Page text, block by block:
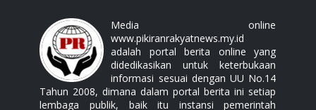
Media online
www.pikiranrakyatnews.my.id
adalah portal berita online yang
didedikasikan untuk keterbukaan
informasi sesuai dengan UU No.14
Tahun 2008, dimana dalam portal berita ini setiap
lembaga publik, baik itu instansi pemerintah